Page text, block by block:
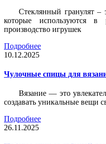
Стеклянный гранулят –
которые используются в
производство игрушек
Подробнее
10.12.2025
Чулочные спицы для
Вязание — это
создавать уникальные вещи
Подробнее
26.11.2025